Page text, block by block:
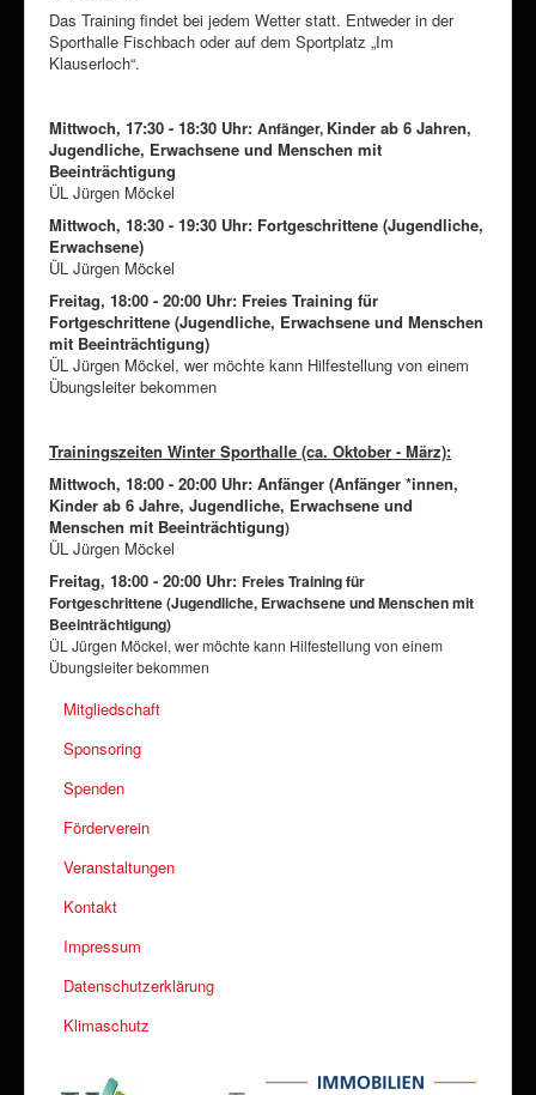
Das Training findet bei jedem Wetter statt. Entweder in der
Sporthalle Fischbach oder auf dem Sportplatz „Im
Klauserloch“.
Mittwoch, 17:30 - 18:30 Uhr: Anfänger, Kinder ab 6 Jahren,
Jugendliche, Erwachsene und Menschen mit
Beeinträchtigung
ÜL Jürgen Möckel
Mittwoch, 18:30 - 19:30 Uhr: Fortgeschrittene (Jugendliche,
Erwachsene)
ÜL Jürgen Möckel
Freitag, 18:00 - 20:00 Uhr: Freies Training für
Fortgeschrittene (Jugendliche, Erwachsene und Menschen
mit Beeinträchtigung)
ÜL Jürgen Möckel, wer möchte kann Hilfestellung von einem
Übungsleiter bekommen
Trainingszeiten Winter Sporthalle (ca. Oktober - März):
Mittwoch, 18:00 - 20:00 Uhr: Anfänger (Anfänger *innen,
Kinder ab 6 Jahre, Jugendliche, Erwachsene und
Menschen mit Beeinträchtigung)
ÜL Jürgen Möckel
Freitag, 18:00 - 20:00 Uhr: Freies Training für
Fortgeschrittene(Jugendliche, Erwachsene und Menschen mit
Beeinträchtigung)
ÜL Jürgen Möckel, wer möchte kann Hilfestellung von einem
Übungsleiter bekommen
Mitgliedschaft
Sponsoring
Spenden
Förderverein
Veranstaltungen
Kontakt
Impressum
Datenschutzerklärung
Klimaschutz